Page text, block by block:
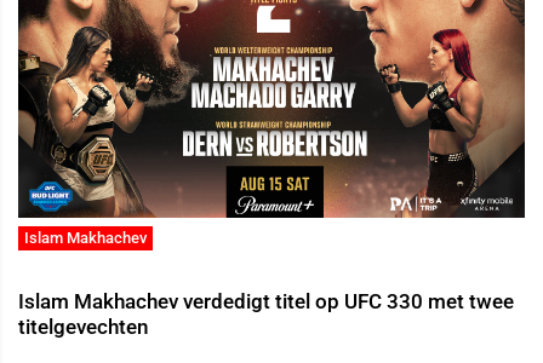
Islam Makhachev
Islam Makhachev verdedigt titel op UFC 330 met twee
titelgevechten